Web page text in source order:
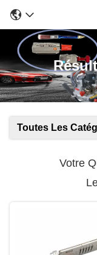
Toutes Les
Votre